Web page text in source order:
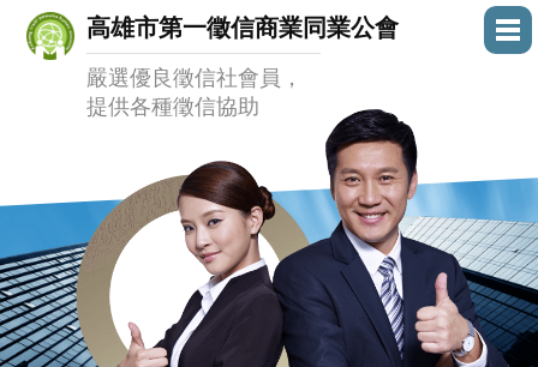
高雄市第一徵信商業同業公會
嚴選優良徵信社會員，
提供各種徵信協助